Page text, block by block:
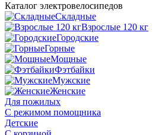
Каталог электровелосипедов
Складные
Взрослые 120 кг
Городские
Горные
Мощные
Фэтбайки
Мужские
Женские
Для пожилых
С режимом помощника
Детские